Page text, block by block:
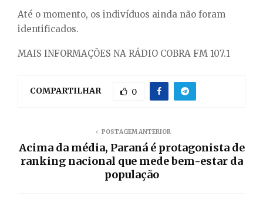
Até o momento, os indivíduos ainda não foram
identificados.
MAIS INFORMAÇÕES NA RÁDIO COBRA FM 107.1
COMPARTILHAR 0
POSTAGEM ANTERIOR
Acima da média, Paraná é protagonista de
ranking nacional que mede bem-estar da
população